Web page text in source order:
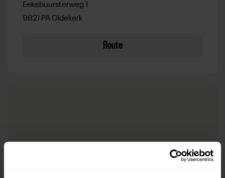
Eekebuursterweg 1
9821 PA Oldekerk
Route